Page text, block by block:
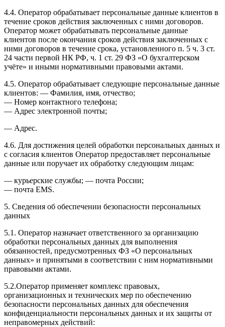
4.4. Оператор обрабатывает персональные данные клиентов в
течение сроков действия заключенных с ними договоров.
Оператор может обрабатывать персональные данные
клиентов после окончания сроков действия заключенных с
ними договоров в течение срока, установленного п. 5 ч. 3 ст.
24 части первой НК РФ, ч. 1 ст. 29 ФЗ «О бухгалтерском
учёте» и иными нормативными правовыми актами.
4.5. Оператор обрабатывает следующие персональные данные
клиентов: — Фамилия, имя, отчество;
— Номер контактного телефона;
— Адрес электронной почты;
— Адрес.
4.6. Для достижения целей обработки персональных данных и
с согласия клиентов Оператор предоставляет персональные
данные или поручает их обработку следующим лицам:
— курьерские службы; — почта России;
— почта EMS.
5. Сведения об обеспечении безопасности персональных
данных
5.1. Оператор назначает ответственного за организацию
обработки персональных данных для выполнения
обязанностей, предусмотренных ФЗ «О персональных
данных» и принятыми в соответствии с ним нормативными
правовыми актами.
5.2.Оператор применяет комплекс правовых,
организационных и технических мер по обеспечению
безопасности персональных данных для обеспечения
конфиденциальности персональных данных и их защиты от
неправомерных действий: